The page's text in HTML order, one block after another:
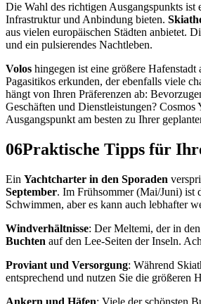
Die Wahl des richtigen Ausgangspunkts ist
Infrastruktur und Anbindung bieten.
aus vielen europäischen Städten anbietet.
und ein pulsierendes Nachtleben.
Volos hingegen ist eine größere
Pagasitikos erkunden, der ebenfalls viele
hängt von Ihren Präferenzen ab:
Geschäften und Dienstleistungen?
Ausgangspunkt am besten zu Ihrer
06Praktische Tipps für
Ein Yachtcharter in den Sporaden
September. Im Frühsommer (Mai/Juni) ist
Schwimmen, aber es kann auch lebhafter
Windverhältnisse: Der Meltemi, der in
Buchten auf den Lee-Seiten der Inseln.
Proviant und Versorgung: Während
entsprechend und nutzen Sie die größeren
Ankern und Häfen: Viele der schönsten